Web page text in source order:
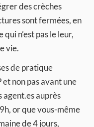
des crèches
sont fermées, en
n’est pas le leur,
vie.
de pratique
non pas avant une
auprès
or que vous-même
de 4 jours,